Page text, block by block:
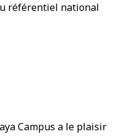
référentiel national
Campus a le plaisir